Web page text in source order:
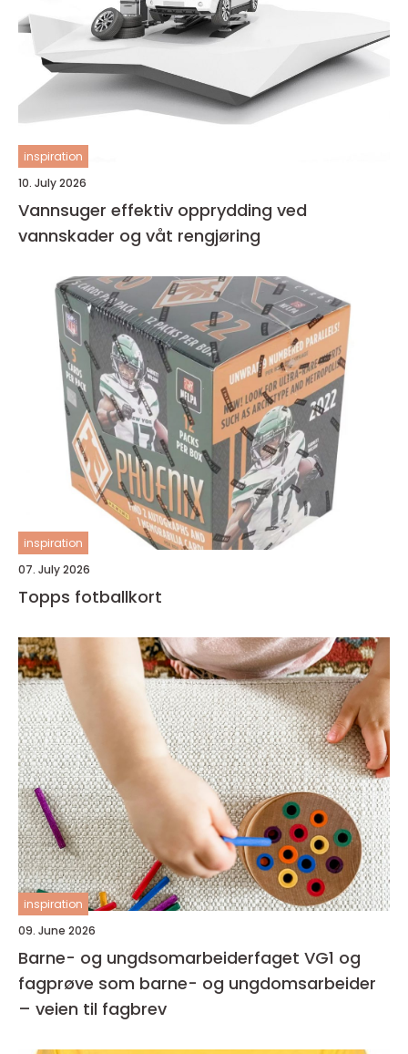
inspiration
10. July 2026
Vannsuger effektiv opprydding ved
vannskader og våt rengjøring
inspiration
07. July 2026
Topps fotballkort
inspiration
09. June 2026
Barne- og ungdsomarbeiderfaget VG1 og
fagprøve som barne- og ungdomsarbeider
– veien til fagbrev